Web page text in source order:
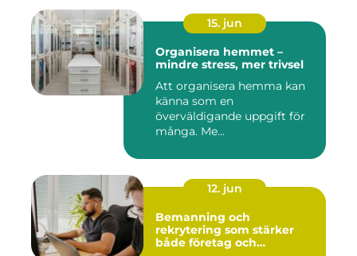
15. jun
Organisera hemmet –
mindre stress, mer trivsel
Att organisera hemma kan
känna som en
överväldigande uppgift för
många. Me...
12. jun
Bemanning och
rekrytering som stärker
både företag och